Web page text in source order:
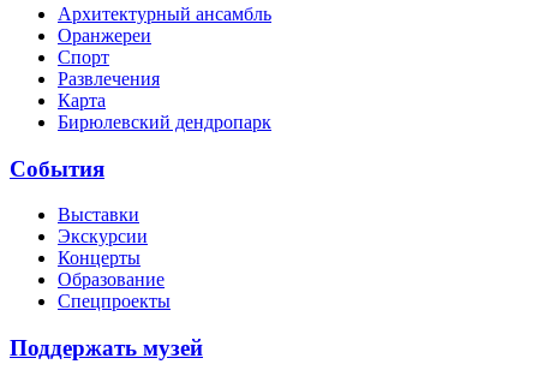
Архитектурный ансамбль
Оранжереи
Спорт
Развлечения
Карта
Бирюлевский дендропарк
События
Выставки
Экскурсии
Концерты
Образование
Спецпроекты
Поддержать музей